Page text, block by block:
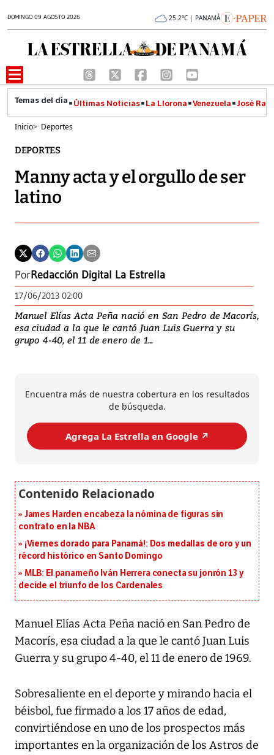
DOMINGO 09 AGOSTO 2026 25.2°C | PANAMÁ
Últimas Noticias La Llorona Venezuela José
Inicio> Deportes
DEPORTES
Manny acta y el orgullo de ser
latino
PorRedacción Digital La Estrella
17/06/2013 02:00
Manuel Elías Acta Peña nació en San Pedro de Macorís,
esa ciudad a la que le cantó Juan Luis Guerra y su
grupo 4-40, el 11 de enero de 1...
Encuentra más de nuestra cobertura en los resultados
de búsqueda.
Agrega La Estrella en Google ↗️
James Harden encabeza la nómina de figuras sin
contrato en la NBA
¡Viernes dorado para Panamá!: Dos medallas de oro y un
récord histórico en Santo Domingo
MLB: El panameño Iván Herrera conecta su jonrón 13 y
decide el triunfo de los Cardenales
Manuel Elías Acta Peña nació en San Pedro de
Macorís, esa ciudad a la que le cantó Juan Luis
Guerra y su grupo 4-40, el 11 de enero de 1969.
Sobresaliente en el deporte y mirando hacia el
béisbol, fue firmado a los 17 años de edad,
convirtiéndose en uno de los prospectos más
importantes en la organización de los Astros de